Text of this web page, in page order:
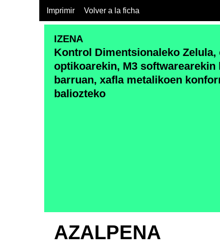
Imprimir Volver a la ficha
IZENA
Kontrol Dimentsionaleko Zelula,
optikoarekin, M3 softwarearekin
barruan, xafla metalikoen
baliozteko
AZALPENA